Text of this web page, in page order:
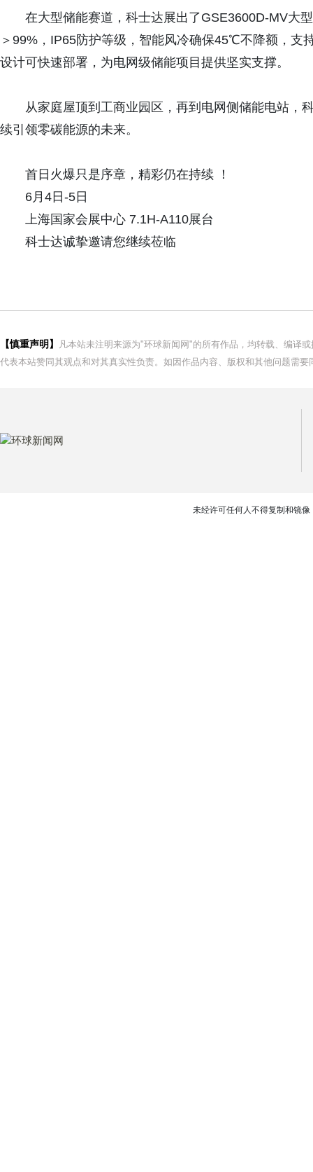
在大型储能赛道，科士达展出了GSE3600D-MV大
＞99%，IP65防护等级，智能风冷确保45℃不降额，支
设计可快速部署，为电网级储能项目提供坚实支撑。
从家庭屋顶到工商业园区，再到电网侧储能电站，
续引领零碳能源的未来。
首日火爆只是序章，精彩仍在持续 ！
6月4日-5日
上海国家会展中心 7.1H-A110展台
科士达诚挚邀请您继续莅临
【慎重声明】
凡本站未注明来源为"环球新闻网"的所有作品，均转载、编译
代表本站赞同其观点和对其真实性负责。如因作品内容、版权和其他问题需
未经许可任何人不得复制和镜